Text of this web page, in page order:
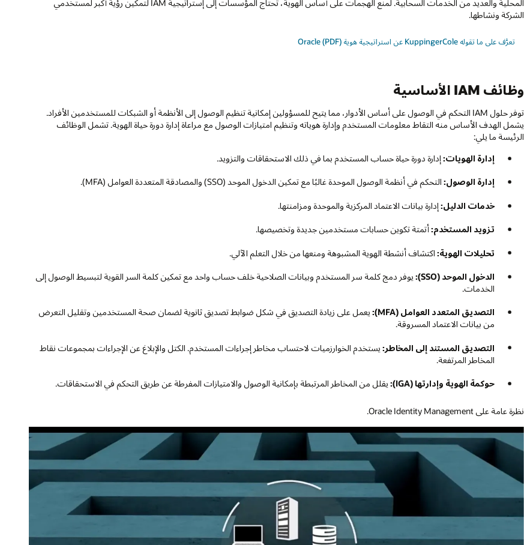
المحلية والعديد من الخدمات السحابية. لمنع الهجمات على أساس الهوية، تحتاج المؤسسات إلى إستراتيجية IAM لتمكين رؤية أكبر لمستخدمي
الشركة ونشاطها.
تعرَّف على ما تقوله KuppingerCole عن استراتيجية هوية Oracle (PDF)
وظائف IAM الأساسية
توفر حلول IAM التحكم في الوصول على أساس الأدوار، مما يتيح للمسؤولين إمكانية تنظيم الوصول إلى الأنظمة أو الشبكات للمستخدمين الأفراد.
يشمل الهدف الأساس منه التقاط معلومات المستخدم وإدارة هوياته وتنظيم امتيازات الوصول مع مراعاة إدارة دورة حياة الهوية. تشمل الوظائف
الرئيسة ما يلي:
إدارة الهويات:إدارة دورة حياة حساب المستخدم بما في ذلك الاستحقاقات والتزويد.
إدارة الوصول:التحكم في أنظمة الوصول الموحدة غالبًا مع تمكين الدخول الموحد (SSO) والمصادقة المتعددة العوامل (MFA).
خدمات الدليل:إدارة بيانات الاعتماد المركزية والموحدة ومزامنتها.
تزويد المستخدم:أتمتة تكوين حسابات مستخدمين جديدة وتخصيصها.
تحليلات الهوية:اكتشاف أنشطة الهوية المشبوهة ومنعها من خلال التعلم الآلي.
الدخول الموحد (SSO):
يوفر دمج كلمة سر المستخدم وبيانات الصلاحية خلف حساب واحد مع تمكين كلمة السر القوية لتبسيط الوصول إلى
الخدمات.
التصديق المتعدد العوامل (MFA):
يعمل على زيادة التصديق في شكل ضوابط تصديق ثانوية لضمان صحة المستخدمين وتقليل التعرض
من بيانات الاعتماد المسروقة.
التصديق المستند إلى المخاطر:يستخدم الخوارزميات لاحتساب مخاطر إجراءات المستخدم. الكتل والإبلاغ عن الإجراءات بمجموعات نقاط
المخاطر المرتفعة.
حوكمة الهوية وإدارتها (IGA): يقلل من المخاطر المرتبطة بإمكانية الوصول والامتيازات المفرطة عن طريق التحكم في الاستحقاقات.
نظرة عامة على Oracle Identity Management.